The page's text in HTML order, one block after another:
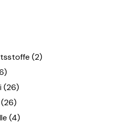
(2)
(26)
(26)
(4)